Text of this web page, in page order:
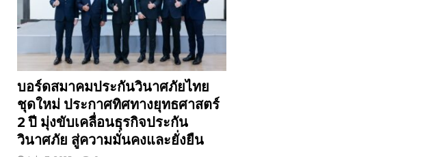
บอร์ดสมาคมประกันวินาศภัยไทย
ชุดใหม่ ประกาศทิศทางยุทธศาสตร์
2 ปี มุ่งขับเคลื่อนธุรกิจประกัน
วินาศภัย สู่ความมั่นคงและยั่งยืน